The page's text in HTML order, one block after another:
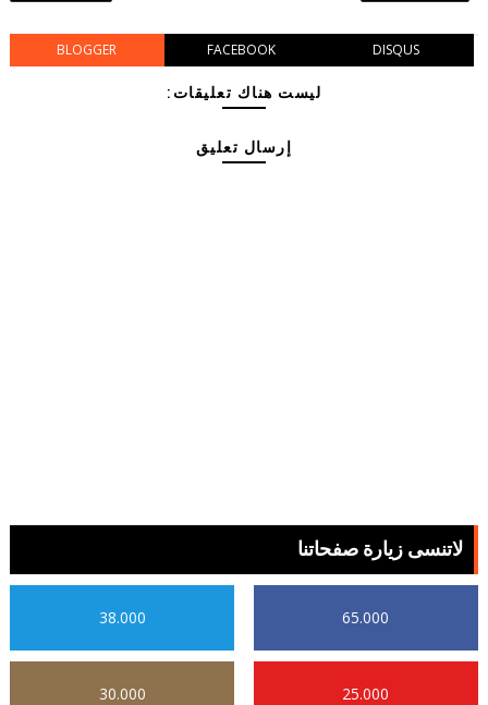
BLOGGER FACEBOOK DISQUS
ليست هناك تعليقات:
إرسال تعليق
لاتنسى زيارة صفحاتنا
65.000
38.000
25.000
30.000